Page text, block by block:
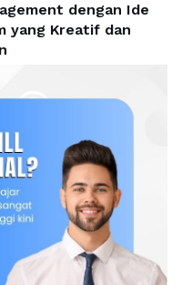
dengan Ide
yang Kreatif dan